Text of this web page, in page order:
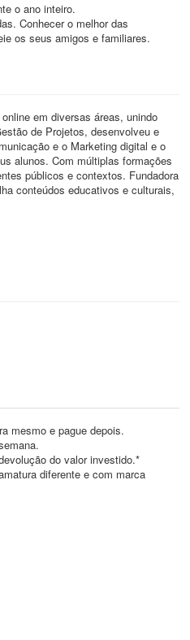
o ano inteiro.
Conhecer o melhor das
os seus amigos e familiares.
em diversas áreas, unindo
de Projetos, desenvolveu e
e o Marketing digital e o
alunos. Com múltiplas formações
públicos e contextos. Fundadora
conteúdos educativos e culturais,
mesmo e pague depois.
do valor investido.*
diferente e com marca